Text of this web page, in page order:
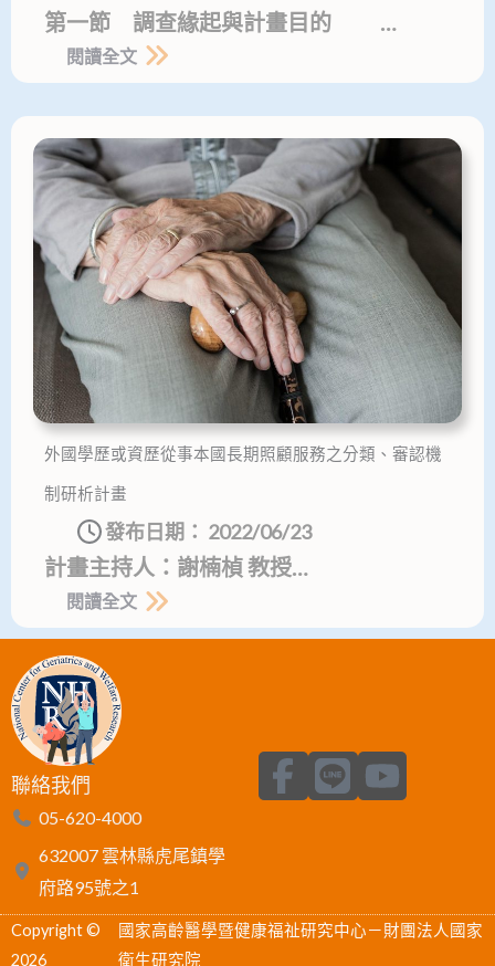
第一節 調查緣起與計畫目的 …
閱讀全文
外國學歷或資歷從事本國長期照顧服務之分類、審認機
制研析計畫
發布日期： 2022/06/23
計畫主持人：謝楠楨 教授…
閱讀全文
聯絡我們
05-620-4000
632007 雲林縣虎尾鎮學
府路95號之1
F
a
b
o
L
i
Y
o
u
b
Copyright ©
2026
國家高齡醫學暨健康福祉研究中心－財團法人國家
衛生研究院